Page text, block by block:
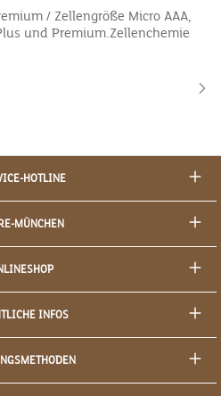
/ Zellengröße Micro AAA,
und Premium.Zellenchemie
HOTLINE
MÜNCHEN
INFOS